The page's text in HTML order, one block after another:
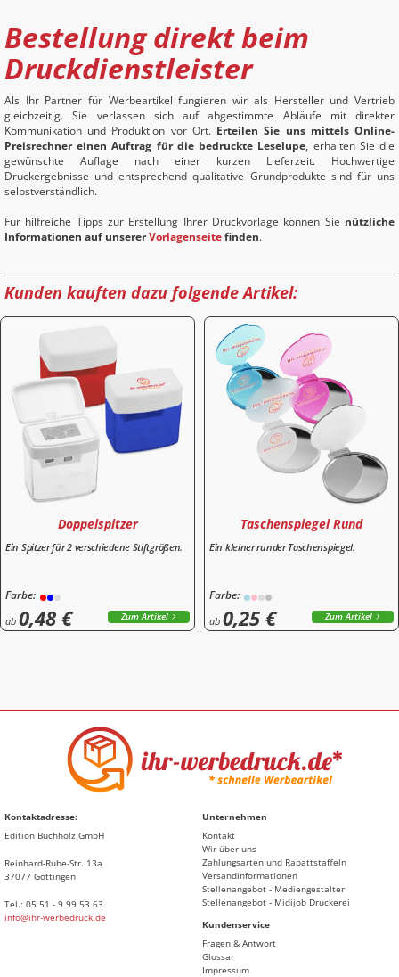
Bestellung direkt beim
Druckdienstleister
Als Ihr Partner für Werbeartikel fungieren wir als Hersteller und Vertrieb
gleichzeitig. Sie verlassen sich auf abgestimmte Abläufe mit direkter
Kommunikation und Produktion vor Ort. Erteilen Sie uns mittels Online-
Preisrechner einen Auftrag für die bedruckte Leselupe, erhalten Sie die
gewünschte Auflage nach einer kurzen Lieferzeit. Hochwertige
Druckergebnisse und entsprechend qualitative Grundprodukte sind für uns
selbstverständlich.
Für hilfreiche Tipps zur Erstellung Ihrer Druckvorlage können Sie nützliche
Informationen auf unsererVorlagenseitefinden.
Kunden kauften dazu folgende Artikel:
Doppelspitzer
Ein Spitzer für 2 verschiedene Stiftgrößen.
Farbe:
ab 0,48 € Zum Artikel
Taschenspiegel Rund
Ein kleiner runder Taschenspiegel.
Farbe:
ab 0,25 € Zum Artikel
Kontaktadresse:
Edition Buchholz GmbH
Reinhard-Rube-Str. 13a
37077 Göttingen
Tel.: 05 51 - 9 99 53 63
info@ihr-werbedruck.de
Unternehmen
Kontakt
Wir über uns
Zahlungsarten und Rabattstaffeln
Versandinformationen
Stellenangebot - Mediengestalter
Stellenangebot - Midijob Druckerei
Kundenservice
Fragen & Antwort
Glossar
Impressum